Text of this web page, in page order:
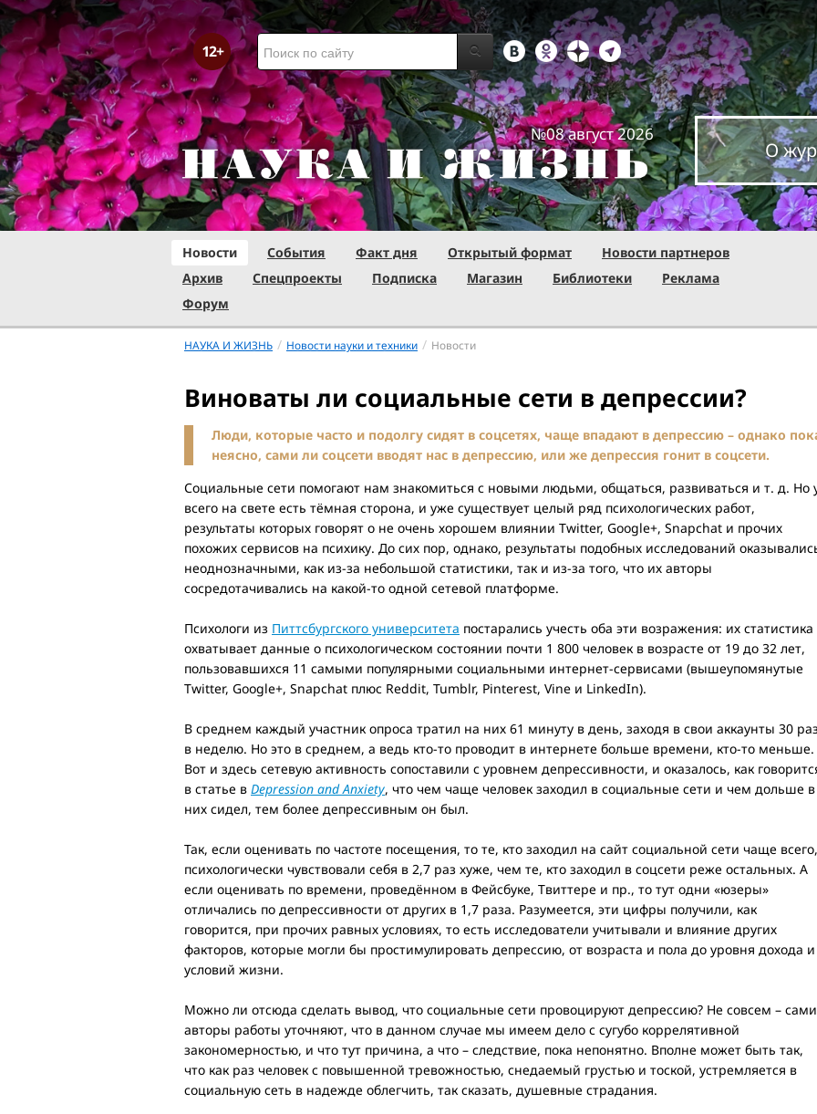
№08 август 2026
О
Новости События Факт дня Открытый формат
Новости партнеров
Архив
Спецпроекты Подписка Магазин Библиотеки
Реклама
Форум
НАУКА И ЖИЗНЬ / Новости науки и техники / Новости
Виноваты ли социальные сети в депрессии?
Люди, которые часто и подолгу сидят в соцсетях, чаще впадают в депрессию – однако
неясно, сами ли соцсети вводят нас в депрессию, или же депрессия гонит в соцсети.
Социальные сети помогают нам знакомиться с новыми людьми, общаться, развиваться и т. д. Но
всего на свете есть тёмная сторона, и уже существует целый ряд психологических работ,
результаты которых говорят о не очень хорошем влиянии Twitter, Google+, Snapchat и прочих
похожих сервисов на психику. До сих пор, однако, результаты подобных исследований
неоднозначными, как из-за небольшой статистики, так и из-за того, что их авторы
сосредотачивались на какой-то одной сетевой платформе.
Психологи из Питтсбургского университета постарались учесть оба эти возражения: их статистика
охватывает данные о психологическом состоянии почти 1 800 человек в возрасте от 19 до 32 лет,
пользовавшихся 11 самыми популярными социальными интернет-сервисами (вышеупомянутые
Twitter, Google+, Snapchat плюс Reddit, Tumblr, Pinterest, Vine и LinkedIn).
В среднем каждый участник опроса тратил на них 61 минуту в день, заходя в свои аккаунты 30
в неделю. Но это в среднем, а ведь кто-то проводит в интернете больше времени, кто-то меньше.
Вот и здесь сетевую активность сопоставили с уровнем депрессивности, и оказалось, как
в статье в Depression and Anxiety, что чем чаще человек заходил в социальные сети и чем дольше в
них сидел, тем более депрессивным он был.
Так, если оценивать по частоте посещения, то те, кто заходил на сайт социальной сети чаще всего,
психологически чувствовали себя в 2,7 раз хуже, чем те, кто заходил в соцсети реже остальных. А
если оценивать по времени, проведённом в Фейсбуке, Твиттере и пр., то тут одни «юзеры»
отличались по депрессивности от других в 1,7 раза. Разумеется, эти цифры получили, как
говорится, при прочих равных условиях, то есть исследователи учитывали и влияние других
факторов, которые могли бы простимулировать депрессию, от возраста и пола до уровня дохода и
условий жизни.
Можно ли отсюда сделать вывод, что социальные сети провоцируют депрессию? Не совсем – сами
авторы работы уточняют, что в данном случае мы имеем дело с сугубо коррелятивной
закономерностью, и что тут причина, а что – следствие, пока непонятно. Вполне может быть так,
что как раз человек с повышенной тревожностью, снедаемый грустью и тоской, устремляется в
социальную сеть в надежде облегчить, так сказать, душевные страдания.